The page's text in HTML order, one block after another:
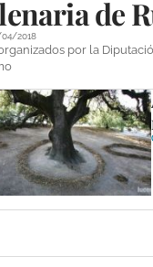
de
04/2018
por la